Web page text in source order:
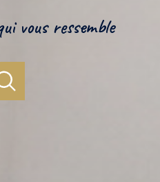
vous ressemble